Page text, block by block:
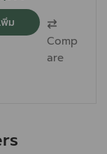
พิ่ม
Comp
are